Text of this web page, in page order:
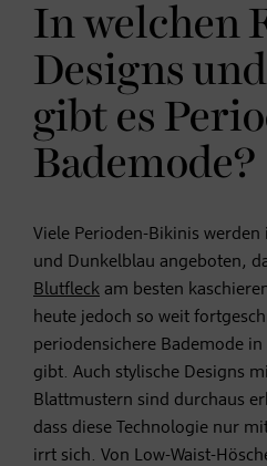
In welchen
Designs
gibt es
Bademode?
Viele Perioden-Bikinis werden
und Dunkelblau angeboten,
Blutfleck am besten
heute jedoch so weit
periodensichere Bademode
gibt. Auch stylische Designs
Blattmustern sind durchaus
dass diese Technologie nur
irrt sich. Von Low-Waist-